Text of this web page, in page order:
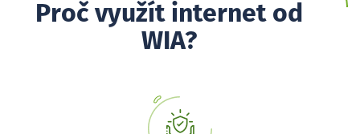
Proč využít internet od
WIA?